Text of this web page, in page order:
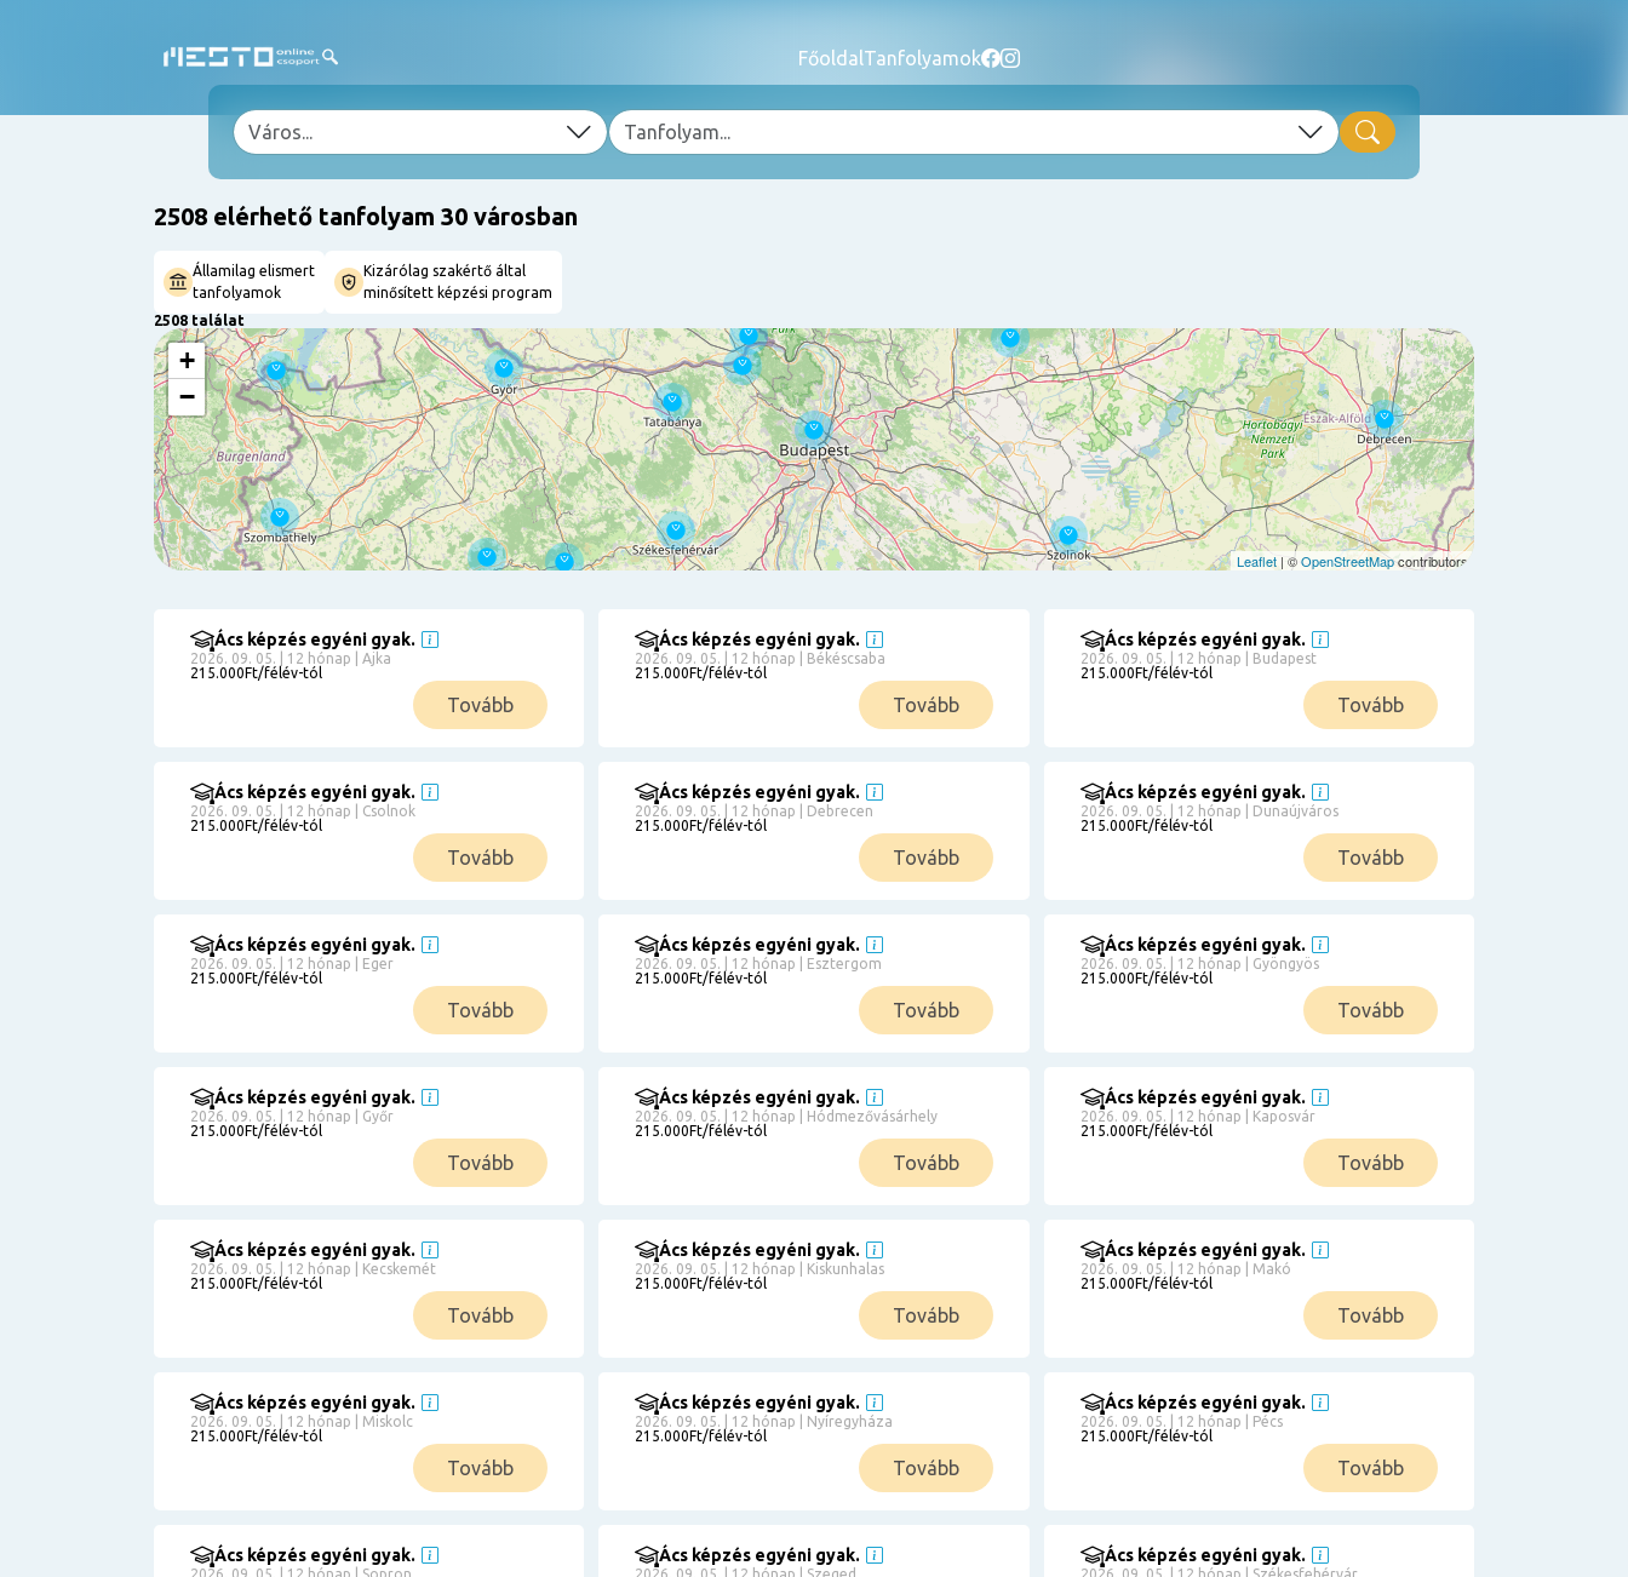
Főoldal Tanfolyamok
2508 elérhető tanfolyam 30 városban
Államilag elismert
tanfolyamok
Kizárólag szakértő által
minősített képzési program
2508 találat
+
−
Leaflet | ©OpenStreetMapcontributors
Szűrés
Érettségi
Részletfizetéssel
Ács képzés egyéni gyak.
2026. 09. 05. | 12 hónap | Ajka
215.000Ft/félév-tól
Tovább
Ács képzés egyéni gyak.
2026. 09. 05. | 12 hónap | Békéscsaba
215.000Ft/félév-tól
Tovább
Ács képzés egyéni gyak.
2026. 09. 05. | 12 hónap | Budapest
215.000Ft/félév-tól
Tovább
Ács képzés egyéni gyak.
2026. 09. 05. | 12 hónap | Csolnok
215.000Ft/félév-tól
Tovább
Ács képzés egyéni gyak.
2026. 09. 05. | 12 hónap | Debrecen
215.000Ft/félév-tól
Tovább
Ács képzés egyéni gyak.
2026. 09. 05. | 12 hónap | Dunaújváros
215.000Ft/félév-tól
Tovább
Ács képzés egyéni gyak.
2026. 09. 05. | 12 hónap | Eger
215.000Ft/félév-tól
Tovább
Ács képzés egyéni gyak.
2026. 09. 05. | 12 hónap | Esztergom
215.000Ft/félév-tól
Tovább
Ács képzés egyéni gyak.
2026. 09. 05. | 12 hónap | Gyöngyös
215.000Ft/félév-tól
Tovább
Ács képzés egyéni gyak.
2026. 09. 05. | 12 hónap | Győr
215.000Ft/félév-tól
Tovább
Ács képzés egyéni gyak.
2026. 09. 05. | 12 hónap | Hódmezővásárhely
215.000Ft/félév-tól
Tovább
Ács képzés egyéni gyak.
2026. 09. 05. | 12 hónap | Kaposvár
215.000Ft/félév-tól
Tovább
Ács képzés egyéni gyak.
2026. 09. 05. | 12 hónap | Kecskemét
215.000Ft/félév-tól
Tovább
Ács képzés egyéni gyak.
2026. 09. 05. | 12 hónap | Kiskunhalas
215.000Ft/félév-tól
Tovább
Ács képzés egyéni gyak.
2026. 09. 05. | 12 hónap | Makó
215.000Ft/félév-tól
Tovább
Ács képzés egyéni gyak.
2026. 09. 05. | 12 hónap | Miskolc
215.000Ft/félév-tól
Tovább
Ács képzés egyéni gyak.
2026. 09. 05. | 12 hónap | Nyíregyháza
215.000Ft/félév-tól
Tovább
Ács képzés egyéni gyak.
2026. 09. 05. | 12 hónap | Pécs
215.000Ft/félév-tól
Tovább
Ács képzés egyéni gyak. Ács képzés egyéni gyak. Ács képzés egyéni gyak.